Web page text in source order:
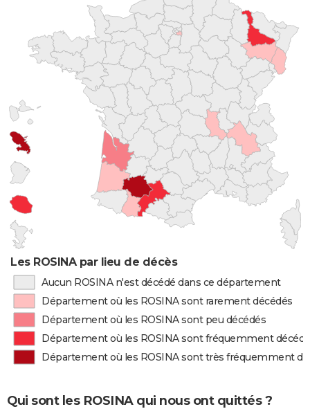
Les ROSINA par lieu de décès
Aucun ROSINA n'est décédé dans ce département
Département où les ROSINA sont rarement décédés
Département où les ROSINA sont peu décédés
Département où les ROSINA sont fréquemment
Département où les ROSINA sont très fréquemment
Qui sont les ROSINA qui nous ont quittés ?